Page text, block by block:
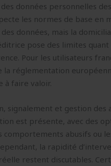
données personnelles
les normes de base en
données, mais la
pose des limites
Pour les utilisateurs
la réglementation
à faire valoir.
signalement et gestion des
est présente, avec des
comportements abusifs ou
la rapidité
restent discutables.